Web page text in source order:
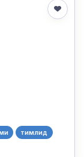
тимлид